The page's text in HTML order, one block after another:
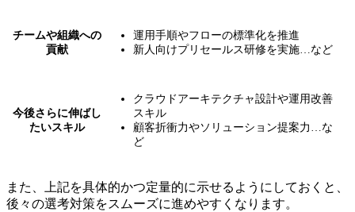
チームや組織への
貢献
運用手順やフローの標準化を推進
新人向けプリセールス研修を実施…など
今後さらに伸ばし
たいスキル
クラウドアーキテクチャ設計や運用改善
スキル
顧客折衝力やソリューション提案力…な
ど
また、上記を具体的かつ定量的に示せるようにしておくと、
後々の選考対策をスムーズに進めやすくなります。